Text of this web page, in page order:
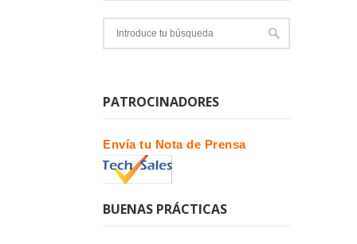
PATROCINADORES
Envía tu Nota de Prensa
BUENAS PRÁCTICAS